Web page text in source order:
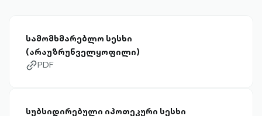
სამომხმარებლო სესხი
(არაუზრუნველყოფილი)
link-diagonal-outlined
PDF
სუბსიდირებული იპოთეკური სესხი